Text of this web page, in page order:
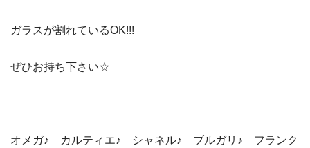
ガラスが割れているOK!!!
ぜひお持ち下さい☆
オメガ♪ カルティエ♪ シャネル♪ ブルガリ♪ フランク